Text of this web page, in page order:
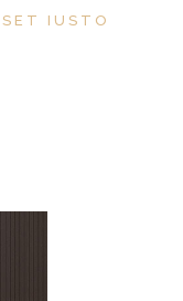
IUSTO